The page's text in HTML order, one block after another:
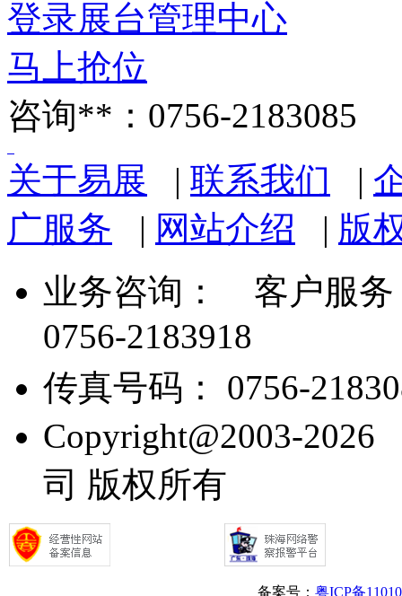
登录展台管理中心
马上抢位
咨询**：0756-2183085
关于易展 | 联系我们 |
广服务 | 网站介绍 | 版
业务咨询：
客户服务
0756-2183918
传真号码： 0756-
Copyright@2003-
司 版权所有
备案号： 粤ICP备